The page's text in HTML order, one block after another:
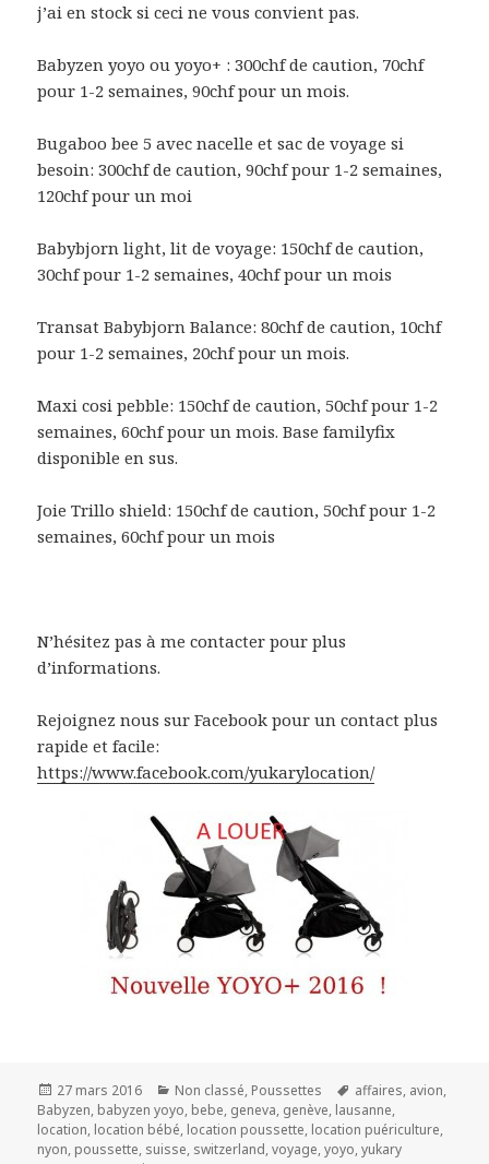
j’ai en stock si ceci ne vous convient pas.
Babyzen yoyo ou yoyo+ : 300chf de caution, 70chf
pour 1-2 semaines, 90chf pour un mois.
Bugaboo bee 5 avec nacelle et sac de voyage si
besoin: 300chf de caution, 90chf pour 1-2 semaines,
120chf pour un moi
Babybjorn light, lit de voyage: 150chf de caution,
30chf pour 1-2 semaines, 40chf pour un mois
Transat Babybjorn Balance: 80chf de caution, 10chf
pour 1-2 semaines, 20chf pour un mois.
Maxi cosi pebble: 150chf de caution, 50chf pour 1-2
semaines, 60chf pour un mois. Base familyfix
disponible en sus.
Joie Trillo shield: 150chf de caution, 50chf pour 1-2
semaines, 60chf pour un mois
N’hésitez pas à me contacter pour plus
d’informations.
Rejoignez nous sur Facebook pour un contact plus
rapide et facile:
https://www.facebook.com/yukarylocation/
Publié
le
27 mars 2016 Catégories
Non classé, Poussettes
Mots-
clés
affaires, avion,
Babyzen, babyzen yoyo, bebe, geneva, genève, lausanne,
location, location bébé, location poussette, location puériculture,
nyon, poussette, suisse, switzerland,voyage,yoyo,yukary